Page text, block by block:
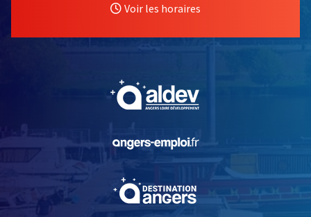
Voir les horaires
, Ouvre une nouvelle